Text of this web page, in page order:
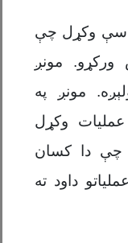
وکړل چې
مونږ
مونږ په
وکړل
چې دا کسان
داود ته